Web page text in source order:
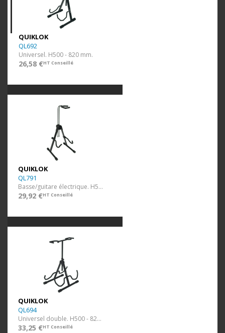
QUIKLOK
QL692
Universel. H500 - 820 mm.
26,58 €HT Conseillé
QUIKLOK
QL791
Basse/guitare électrique. H510 - 860 mm.
29,92 €HT Conseillé
QUIKLOK
QL694
Universel double. H500 - 820 mm.
33,25 €HT Conseillé